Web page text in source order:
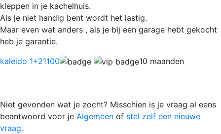
kleppen in je kachelhuis.
Als je niet handig bent wordt het lastig.
Maar even wat anders , als je bij een garage hebt gekocht
heb je garantie.
kaleido 1+21100 10 maanden
Niet gevonden wat je zocht? Misschien is je vraag al eens
beantwoord voor je Algemeen of stel zelf een nieuwe
vraag.